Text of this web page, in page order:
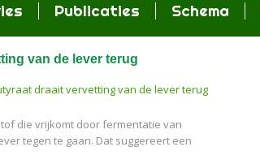
Publicaties Schema
van de lever terug
draait vervetting van de lever terug
die vrijkomt door fermentatie van
tegen te gaan. Dat suggereert een